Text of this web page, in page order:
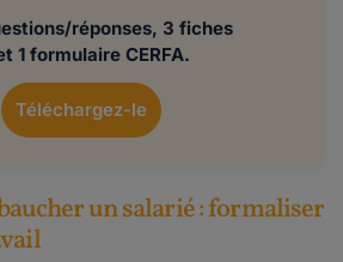
réponses, 3 fiches
1 formulaire CERFA.
Téléchargez-le
un salarié : formaliser